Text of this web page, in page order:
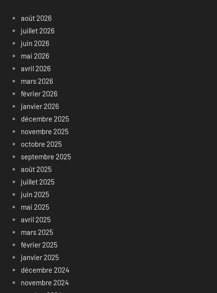
août 2026
juillet 2026
juin 2026
mai 2026
avril 2026
mars 2026
février 2026
janvier 2026
décembre 2025
novembre 2025
octobre 2025
septembre 2025
août 2025
juillet 2025
juin 2025
mai 2025
avril 2025
mars 2025
février 2025
janvier 2025
décembre 2024
novembre 2024